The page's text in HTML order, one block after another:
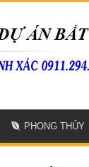
PHONG THỦY